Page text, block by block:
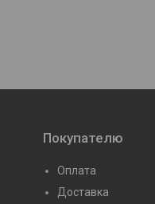
Покупателю
Оплата
Доставка